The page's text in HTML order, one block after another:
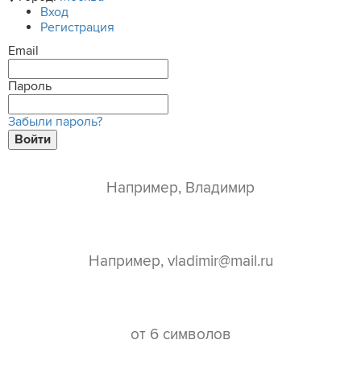
Вход
Регистрация
Email
Пароль
Забыли пароль?
Войти